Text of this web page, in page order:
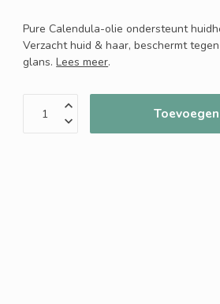
Pure Calendula-olie ondersteunt
Verzacht huid & haar, beschermt
glans.Lees meer.